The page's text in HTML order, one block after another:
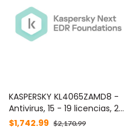
KASPERSKY KL4065ZAMD8 -
Antivirus, 15 - 19 licencias, 2
años
$1,742.99 $2,170.99